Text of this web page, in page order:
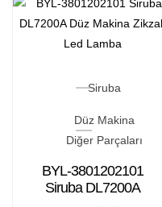
Siruba
Düz Makina
Diğer Parçaları
BYL-3801202101
Siruba DL7200A